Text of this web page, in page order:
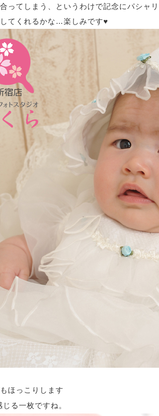
ってしまう、というわけで記念にパシャ
てくれるかな…楽しみです♥
ほっこりします
じる一枚ですね。